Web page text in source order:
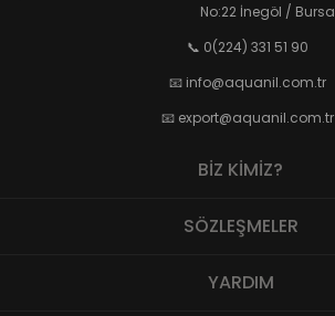
No:22 İnegöl / Bursa
📞 0(224) 331 51 90
📧 info@aquanil.com.tr
📧 export@aquanil.com.tr
BİZ KİMİZ?
SÖZLEŞMELER
YARDIM